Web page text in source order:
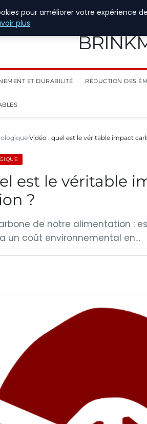
ET DURABILITÉ RÉDUCTION DES
Vidéo : quel est le véritable impact
est le véritable
?
de notre alimentation :
un coût environnemental en…
pour améliorer votre expérience
plus